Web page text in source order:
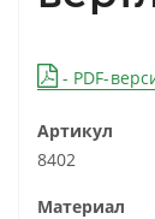
- PDF-
Артикул
8402
Материал